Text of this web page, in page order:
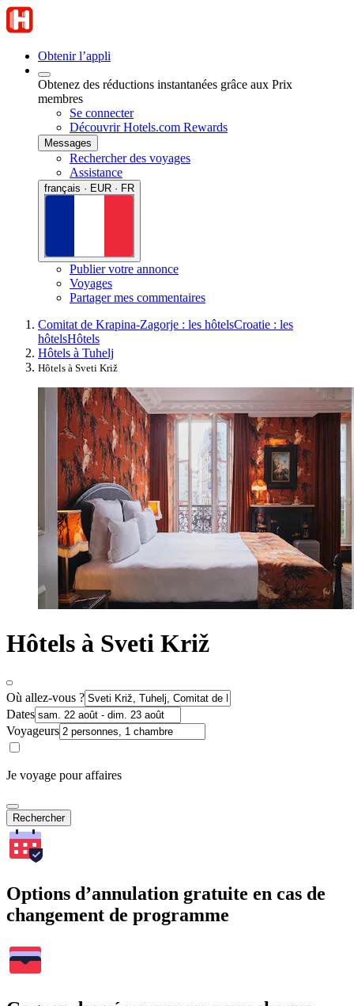
Obtenir l’appli
Obtenez des réductions instantanées grâce aux Prix
membres
Se connecter
Découvrir Hotels.com Rewards
Messages
Rechercher des voyages
Assistance
français · EUR · FR
Publier votre annonce
Voyages
Partager mes commentaires
Comitat de Krapina-Zagorje : les hôtelsCroatie : les
hôtelsHôtels
Hôtels à Tuhelj
Hôtels à Sveti Križ
Hôtels à Sveti Križ
Où allez-vous ?
Dates
Voyageurs
Je voyage pour affaires
Rechercher
Options d’annulation gratuite en cas de
changement de programme